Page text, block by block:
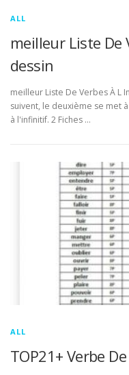
ALL
meilleur Liste
dessin
meilleur Liste De Verbes À L
suivent, le deuxième se met
à l'infinitif. 2 Fiches …
ALL
TOP21+ Verbe